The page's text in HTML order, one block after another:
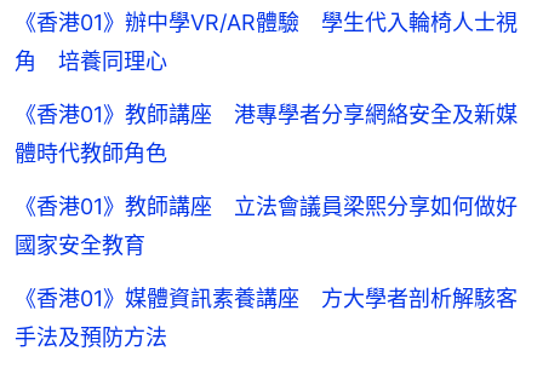
《香港01》辦中學VR/AR體驗 學生代入輪椅人士視
角 培養同理心
《香港01》教師講座 港專學者分享網絡安全及新媒
體時代教師角色
《香港01》教師講座 立法會議員梁熙分享如何做好
國家安全教育
《香港01》媒體資訊素養講座 方大學者剖析解駭客
手法及預防方法